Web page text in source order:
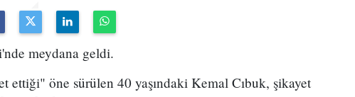
meydana geldi.
ettiği" öne sürülen 40 yaşındaki Kemal Cıbuk, şikayet